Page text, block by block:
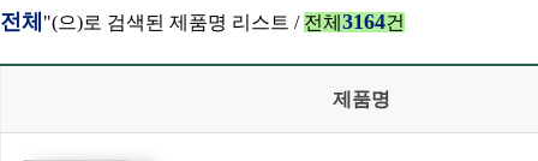
전체 "(으)로 검색된 제품명 리스트 / 전체 3164건
제품명